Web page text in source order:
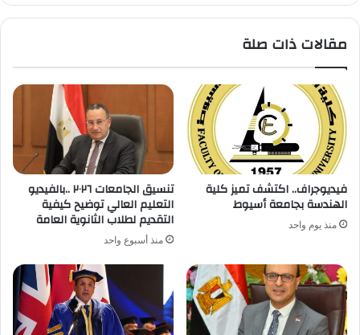
مقالات ذات صلة
فيديوجراف.. اكتشف تميز كلية
الهندسة بجامعة أسيوط
منذ يوم واحد
تنسيق الجامعات ٢٠٢٦ ..بالفيديو
التعليم العالي توضيح كيفية
التقديم لطلاب الثانوية العامة
منذ أسبوع واحد